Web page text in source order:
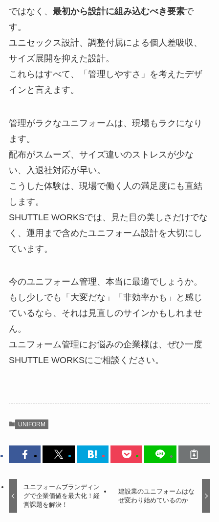
ではなく、 最初から設計に組み込むべき要素で
す。
ユニセックス設計、調整付属による個人差吸収、
サイズ展開を抑えた設計。
これらはすべて、「管理しやすさ」を考えたデザ
インと言えます。
管理がラクなユニフォームは、現場もラクになり
ます。
配布がスムーズ、サイズ違いのストレスが少な
い、入退社対応が早い。
こうした体験は、現場で働く人の満足度にも直結
します。
SHUTTLE WORKSでは、見た目の美しさだけでな
く、運用まで含めたユニフォーム設計を大切にし
ています。
今のユニフォーム管理、本当に最適でしょうか。
もし少しでも「大変だな」「非効率かも」と感じ
ているなら、それは見直しのサインかもしれませ
ん。
ユニフォーム管理にお悩みの企業様は、ぜひ一度
SHUTTLE WORKSにご相談ください。
UNIFORM
ユニフォームブランディン
グで企業価値を最大化！経
営課題を解決！
建設業のユニフォームはな
ぜ変わり始めているのか